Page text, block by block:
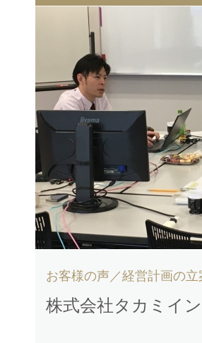
お客様の声／経営計画の立
株式会社タカミイ